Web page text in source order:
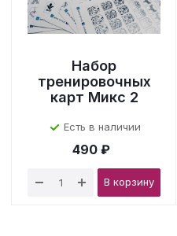
Набор
тренировочных
карт Микс 2
Есть в наличии
490 ₽
В корзину